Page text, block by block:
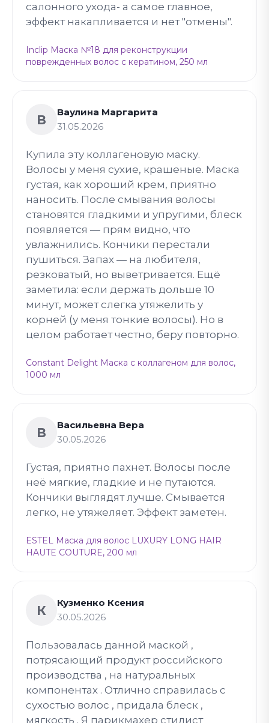
салонного ухода- а самое главное,
эффект накапливается и нет "отмены".
Inclip Маска №18 для реконструкции
поврежденных волос с кератином, 250 мл
В
Ваулина Маргарита
31.05.2026
Купила эту коллагеновую маску.
Волосы у меня сухие, крашеные. Маска
густая, как хороший крем, приятно
наносить. После смывания волосы
становятся гладкими и упругими, блеск
появляется — прям видно, что
увлажнились. Кончики перестали
пушиться. Запах — на любителя,
резковатый, но выветривается. Ещё
заметила: если держать дольше 10
минут, может слегка утяжелить у
корней (у меня тонкие волосы). Но в
целом работает честно, беру повторно.
Constant Delight Маска с коллагеном для волос,
1000 мл
В
Васильевна Вера
30.05.2026
Густая, приятно пахнет. Волосы после
неё мягкие, гладкие и не путаются.
Кончики выглядят лучше. Смывается
легко, не утяжеляет. Эффект заметен.
ESTEL Маска для волос LUXURY LONG HAIR
HAUTE COUTURE, 200 мл
К
Кузменко Ксения
30.05.2026
Пользовалась данной маской ,
потрясающий продукт российского
производства , на натуральных
компонентах . Отлично справилась с
сухостью волос , придала блеск ,
мягкость . Я парикмахер стилист